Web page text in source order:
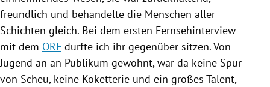
freundlich und behandelte die Menschen aller
Schichten gleich. Bei dem ersten Fernsehinterview
mit dem ORF durfte ich ihr gegenüber sitzen. Von
Jugend an an Publikum gewohnt, war da keine Spur
von Scheu, keine Koketterie und ein großes Talent,